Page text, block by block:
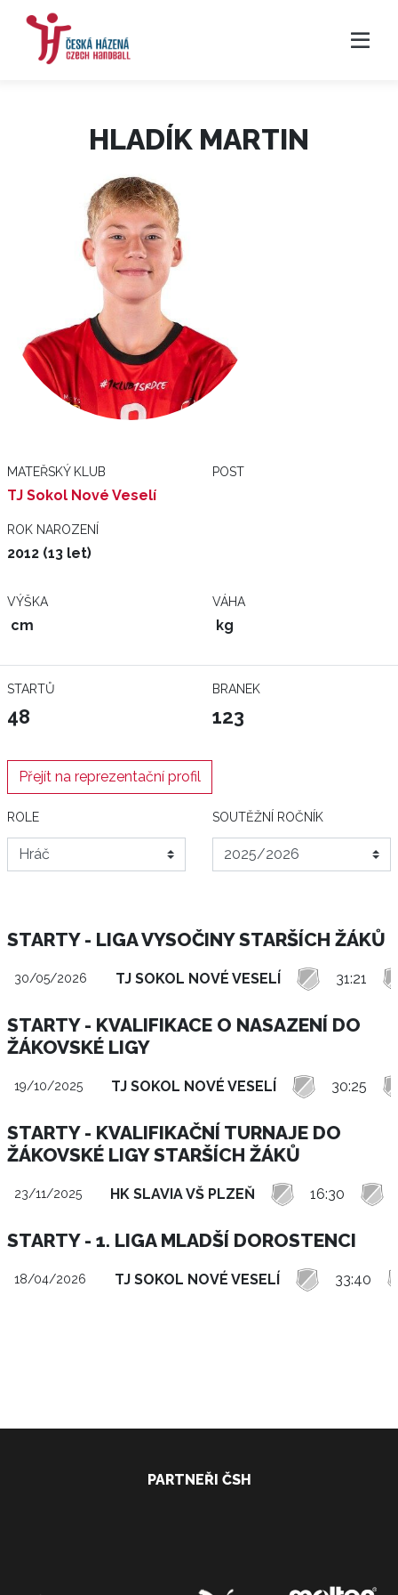
HLADÍK MARTIN
MATEŘSKÝ KLUB
TJ Sokol Nové Veselí
POST
ROK NAROZENÍ
2012 (13 let)
VÝŠKA
cm
VÁHA
kg
STARTŮ
48
BRANEK
123
Přejít na reprezentační profil
ROLE SOUTĚŽNÍ ROČNÍK
STARTY - LIGA VYSOČINY STARŠÍCH ŽÁKŮ
30/05/2026 TJ SOKOL NOVÉ VESELÍ 31:21
STARTY - KVALIFIKACE O NASAZENÍ DO
ŽÁKOVSKÉ LIGY
19/10/2025 TJ SOKOL NOVÉ VESELÍ 30:25
STARTY - KVALIFIKAČNÍ TURNAJE DO
ŽÁKOVSKÉ LIGY STARŠÍCH ŽÁKŮ
23/11/2025 HK SLAVIA VŠ PLZEŇ 16:30
STARTY - 1. LIGA MLADŠÍ DOROSTENCI
18/04/2026 TJ SOKOL NOVÉ VESELÍ 33:40
PARTNEŘI ČSH